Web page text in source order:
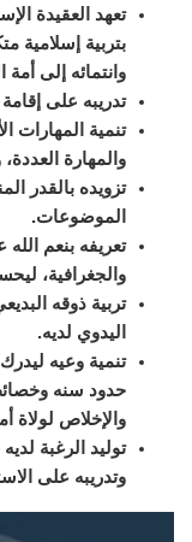
تعهد العقيدة
بتربية إسلامية
وانتمائه إلى أمة
تدريبه على
تنمية المهارات
والمهارة
تزويده بالقدر
الموضوعات.
تعريفه بنعم
والجغرافية،
تربية ذوقه
اليدوي لديه.
تنمية وعيه
حدود سنه
والإخلاص لولاة
توليد الرغبة
وتدريبه على